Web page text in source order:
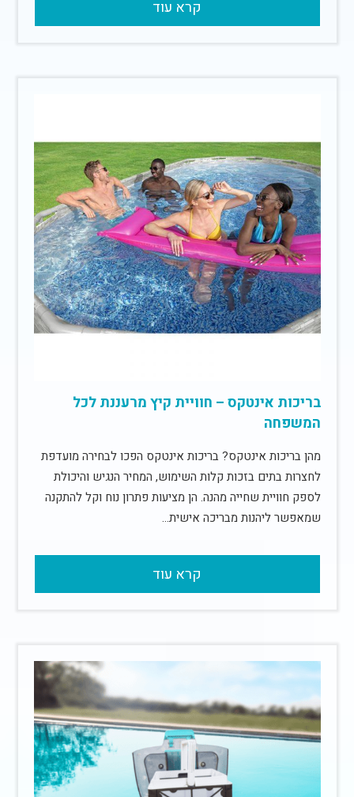
קרא עוד
בריכות אינטקס – חוויית קיץ מרעננת לכל
המשפחה
מהן בריכות אינטקס? בריכות אינטקס הפכו לבחירה מועדפת
לחצרות בתים בזכות קלות השימוש, המחיר הנגיש והיכולת
לספק חוויית שחייה מהנה. הן מציעות פתרון נוח וקל להתקנה
שמאפשר ליהנות מבריכה אישית…
קרא עוד